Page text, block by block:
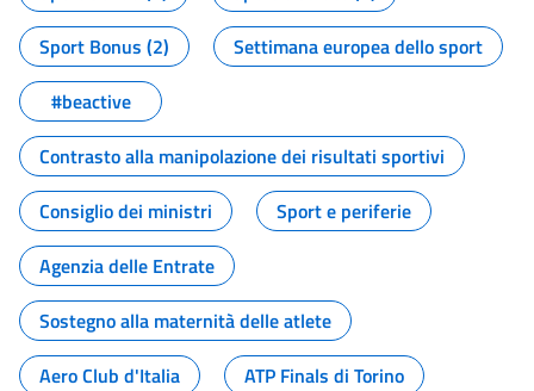
Sport Bonus (2)
Settimana europea dello sport
#beactive
Contrasto alla manipolazione dei risultati sportivi
Consiglio dei ministri
Sport e periferie
Agenzia delle Entrate
Sostegno alla maternità delle atlete
Aero Club d'Italia
ATP Finals di Torino